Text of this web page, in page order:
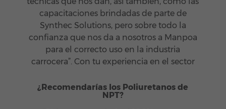
capacitaciones brindadas de parte de
Synthec Solutions, pero sobre todo la
confianza que nos da a nosotros a Manpoa
para el correcto uso en la industria
carrocera”. Con tu experiencia en el sector
¿Recomendarías los Poliuretanos de
NPT?